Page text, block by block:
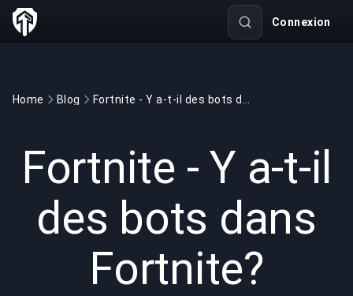
Connexion
Home Blog
Fortnite - Y a-t-il
des bots dans
Fortnite?